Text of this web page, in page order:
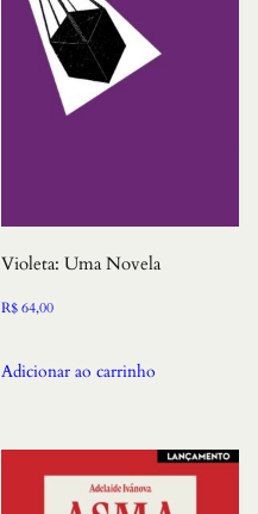
Violeta: Uma Novela
R$64,00
Adicionar ao carrinho